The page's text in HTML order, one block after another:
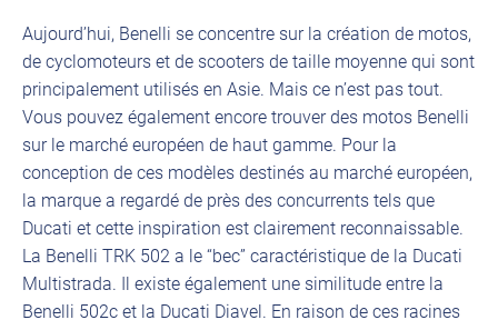
Aujourd’hui, Benelli se concentre sur la création de motos,
de cyclomoteurs et de scooters de taille moyenne qui sont
principalement utilisés en Asie. Mais ce n’est pas tout.
Vous pouvez également encore trouver des motos Benelli
sur le marché européen de haut gamme. Pour la
conception de ces modèles destinés au marché européen,
la marque a regardé de près des concurrents tels que
Ducati et cette inspiration est clairement reconnaissable.
La Benelli TRK 502 a le “bec” caractéristique de la Ducati
Multistrada. Il existe également une similitude entre la
Benelli 502c et la Ducati Diavel. En raison de ces racines